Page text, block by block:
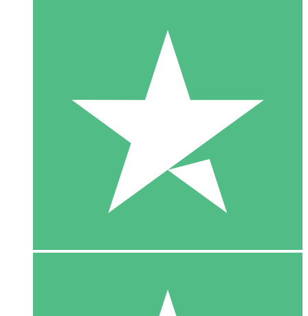
10 Téléchargements
20 00